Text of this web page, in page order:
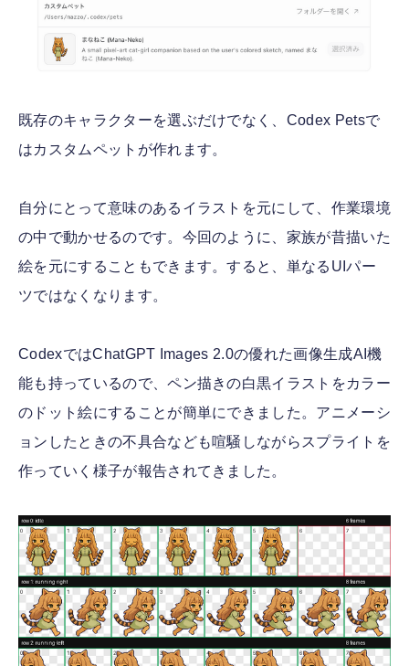
既存のキャラクターを選ぶだけでなく、Codex Petsで
はカスタムペットが作れます。
自分にとって意味のあるイラストを元にして、作業環境
の中で動かせるのです。今回のように、家族が昔描いた
絵を元にすることもできます。すると、単なるUIパー
ツではなくなります。
CodexではChatGPT Images 2.0の優れた画像生成AI機
能も持っているので、ペン描きの白黒イラストをカラー
のドット絵にすることが簡単にできました。アニメーシ
ョンしたときの不具合なども喧騒しながらスプライトを
作っていく様子が報告されてきました。